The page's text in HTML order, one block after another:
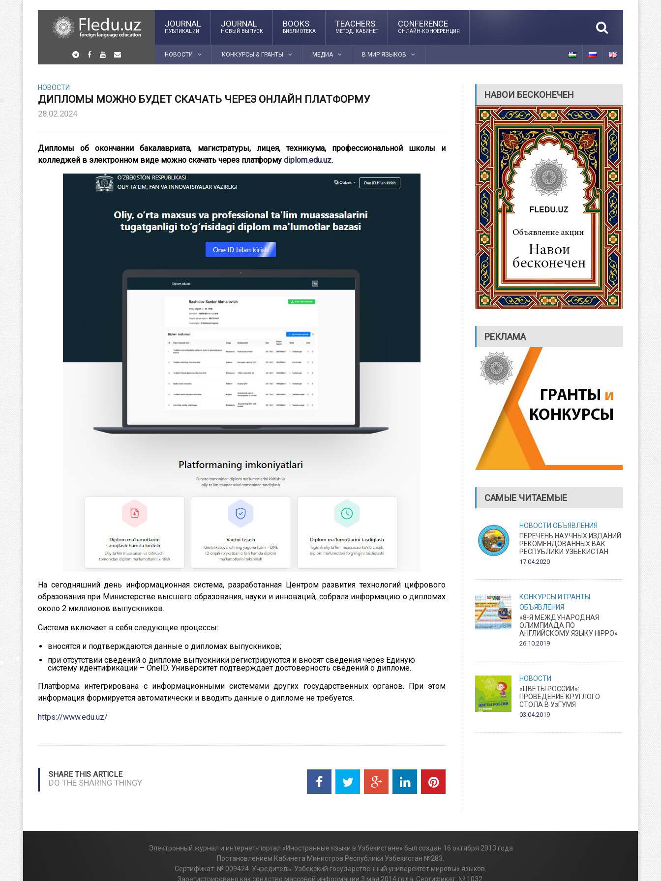
JOURNAL
ПУБЛИКАЦИИ
JOURNAL
НОВЫЙ ВЫПУСК
BOOKS
БИБЛИОТЕКА
TEACHERS
МЕТОД. КАБИНЕТ
CONFERENCE
ОНЛАЙН-КОНФЕРЕНЦИЯ
НОВОСТИ КОНКУРСЫ & ГРАНТЫ МЕДИА В МИР ЯЗЫКОВ
НОВОСТИ
ДИПЛОМЫ МОЖНО БУДЕТ СКАЧАТЬ ЧЕРЕЗ ОНЛАЙН ПЛАТФОРМУ
28.02.2024
Дипломы об окончании бакалавриата, магистратуры, лицея, техникума, профессиональной школы и
колледжей в электронном виде можно скачать через платформу diplom.edu.uz.
На сегодняшний день информационная система, разработанная Центром развития технологий цифрового
образования при Министерстве высшего образования, науки и инноваций, собрала информацию о дипломах
около 2 миллионов выпускников.
Система включает в себя следующие процессы:
вносятся и подтверждаются данные о дипломах выпускников;
при отсутствии сведений о дипломе выпускники регистрируются и вносят сведения через Единую
систему идентификации – OneID. Университет подтверждает достоверность сведений о дипломе.
Платформа интегрирована с информационными системами других государственных органов. При этом
информация формируется автоматически и вводить данные о дипломе не требуется.
https://www.edu.uz/
SHARE THIS ARTICLE
DO THE SHARING THINGY
НАВОИ БЕСКОНЕЧЕН
РЕКЛАМА
САМЫЕ ЧИТАЕМЫЕ
НОВОСТИ ОБЪЯВЛЕНИЯ
ПЕРЕЧЕНЬ НАУЧНЫХ ИЗДАНИЙ
РЕКОМЕНДОВАННЫХ ВАК
РЕСПУБЛИКИ УЗБЕКИСТАН
17.04.2020
КОНКУРСЫ И ГРАНТЫ
ОБЪЯВЛЕНИЯ
«8-Я МЕЖДУНАРОДНАЯ
ОЛИМПИАДА ПО
АНГЛИЙСКОМУ ЯЗЫКУ HIPPO»
26.10.2019
НОВОСТИ
«ЦВЕТЫ РОССИИ»:
ПРОВЕДЕНИЕ КРУГЛОГО
СТОЛА В УзГУМЯ
03.04.2019
Электронный журнал и интернет-портал «Иностранные языки в Узбекистане» был создан 16 октября 2013 года
Постановлением Кабинета Министров Республики Узбекистан №283.
Сертификат: № 009424. Учредитель: Узбекский государственный университет мировых языков.
Зарегистрировано как средство массовой информации 3 мая 2014 года. Сертификат: № 1032.